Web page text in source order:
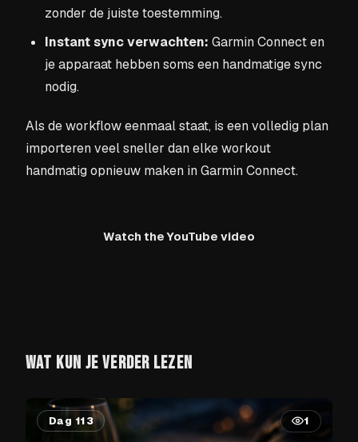
zonder de juiste toestemming.
Instant sync verwachten: Garmin Connect en
je apparaat hebben soms een handmatige sync
nodig.
Als de workflow eenmaal staat, is een volledig plan
importeren veel sneller dan elke workout
handmatig opnieuw maken in Garmin Connect.
Watch the YouTube video
WAT KUN JE VERDER LEZEN
Dag 113 1